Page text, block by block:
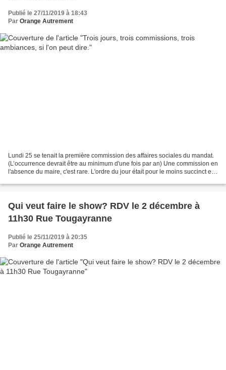
Publié le 27/11/2019 à 18:43
Par Orange Autrement
Lundi 25 se tenait la première commission des affaires sociales du mandat.
(L’occurrence devrait être au minimum d'une fois par an) Une commission en
l'absence du maire, c'est rare. L'ordre du jour était pour le moins succinct et
Qui veut faire le show? RDV le 2 décembre à
11h30 Rue Tougayranne
Publié le 25/11/2019 à 20:35
Par Orange Autrement